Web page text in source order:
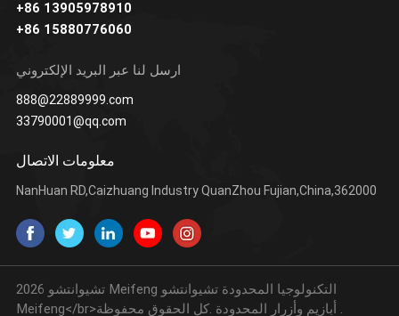
+86 13905978910
+86 15880776060
ارسل لنا عبر البريد الإلكتروني
888@22889999.com
33790001@qq.com
معلومات الاتصال
NanHuan RD,Caizhuang Industry QuanZhou Fujian,China,362000
2026 تشيوانتشو Meifeng التكنولوجيا المحدودة تشيوانتشو
Meifeng</br>أبازيم وأزرار المحدودة .كل الحقوق محفوظة .